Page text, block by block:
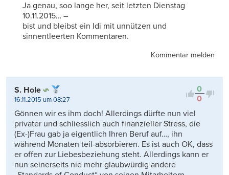
Ja genau, soo lange her, seit letzten Dienstag
10.11.2015… –
bist und bleibst ein Idi mit unnützen und
sinnentleerten Kommentaren.
Kommentar melden
0
0
S. Hole
16.11.2015 um 08:27
Gönnen wir es ihm doch! Allerdings dürfte nun viel
privater und schliesslich auch finanzieller Stress, die
(Ex-)Frau gab ja eigentlich Ihren Beruf auf…, ihn
während Monaten teil-absorbieren. Es ist auch OK, dass
er offen zur Liebesbeziehung steht. Allerdings kann er
nun seinerseits nie mehr glaubwürdig andere